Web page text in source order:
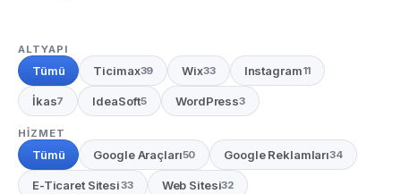
ALTYAPI
Tümü Ticimax39 Wix33 Instagram11
İkas7 IdeaSoft5 WordPress3
HIZMET
Tümü Google Araçları50 Google Reklamları34
E-Ticaret Sitesi33 Web Sitesi32